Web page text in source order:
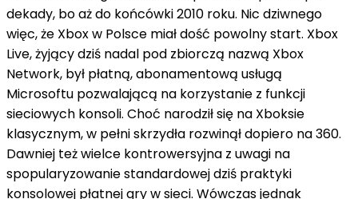
dekady, bo aż do końcówki 2010 roku. Nic dziwnego
więc, że Xbox w Polsce miał dość powolny start. Xbox
Live, żyjący dziś nadal pod zbiorczą nazwą Xbox
Network, był płatną, abonamentową usługą
Microsoftu pozwalającą na korzystanie z funkcji
sieciowych konsoli. Choć narodził się na Xboksie
klasycznym, w pełni skrzydła rozwinął dopiero na 360.
Dawniej też wielce kontrowersyjna z uwagi na
spopularyzowanie standardowej dziś praktyki
konsolowej płatnej gry w sieci. Wówczas jednak